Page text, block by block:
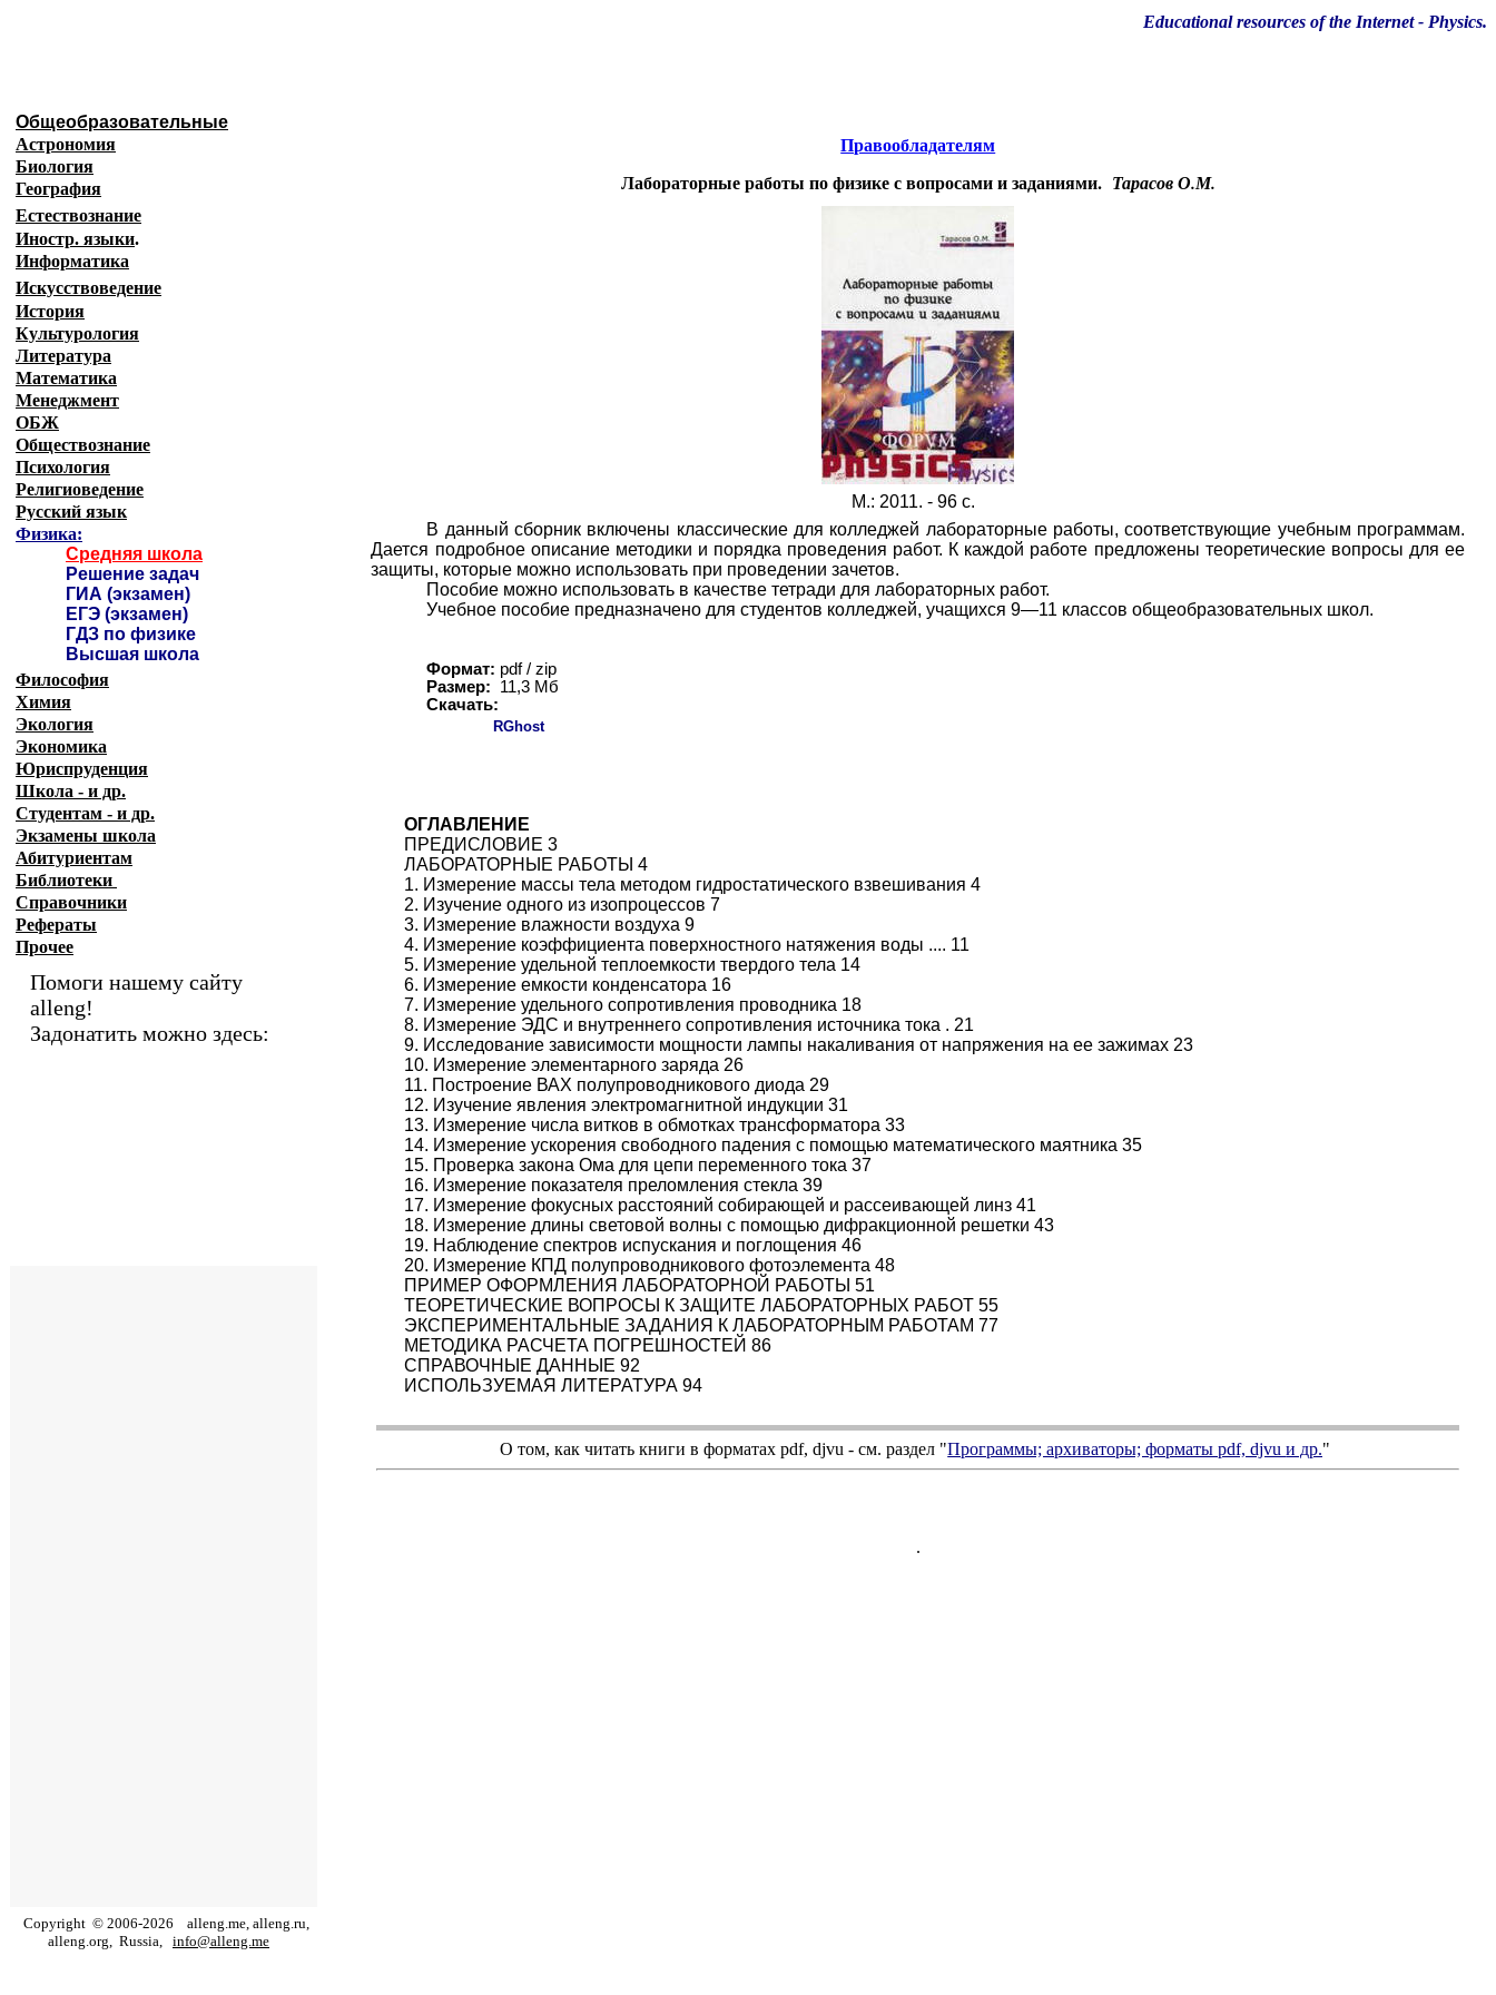
Educational resources of the Internet- Physics.
Правообладателям
Лабораторные работы по физике с вопросами и заданиями. Тарасов О.М.
М.: 2011. - 96 с.
В данный сборник включены классические для колледжей лабораторные работы, соответствующие учебным программам.
Дается подробное описание методики и порядка проведения работ. К каждой работе предложены теоретические вопросы для ее
защиты, которые можно использовать при проведении зачетов.
Пособие можно использовать в качестве тетради для лабораторных работ.
Учебное пособие предназначено для студентов колледжей, учащихся 9—11 классов общеобразовательных школ.
Формат: pdf / zip
Размер:
11,3 Мб
Скачать:
RGhost
ОГЛАВЛЕНИЕ
ПРЕДИСЛОВИЕ 3
ЛАБОРАТОРНЫЕ РАБОТЫ 4
1. Измерение массы тела методом гидростатического взвешивания 4
2. Изучение одного из изопроцессов 7
3. Измерение влажности воздуха 9
4. Измерение коэффициента поверхностного натяжения воды .... 11
5. Измерение удельной теплоемкости твердого тела 14
6. Измерение емкости конденсатора 16
7. Измерение удельного сопротивления проводника 18
8. Измерение ЭДС и внутреннего сопротивления источника тока . 21
9. Исследование зависимости мощности лампы накаливания от напряжения на ее зажимах 23
10. Измерение элементарного заряда 26
11. Построение ВАХ полупроводникового диода 29
12. Изучение явления электромагнитной индукции 31
13. Измерение числа витков в обмотках трансформатора 33
14. Измерение ускорения свободного падения с помощью математического маятника 35
15. Проверка закона Ома для цепи переменного тока 37
16. Измерение показателя преломления стекла 39
17. Измерение фокусных расстояний собирающей и рассеивающей линз 41
18. Измерение длины световой волны с помощью дифракционной решетки 43
19. Наблюдение спектров испускания и поглощения 46
20. Измерение КПД полупроводникового фотоэлемента 48
ПРИМЕР ОФОРМЛЕНИЯ ЛАБОРАТОРНОЙ РАБОТЫ 51
ТЕОРЕТИЧЕСКИЕ ВОПРОСЫ К ЗАЩИТЕ ЛАБОРАТОРНЫХ РАБОТ 55
ЭКСПЕРИМЕНТАЛЬНЫЕ ЗАДАНИЯ К ЛАБОРАТОРНЫМ РАБОТАМ 77
МЕТОДИКА РАСЧЕТА ПОГРЕШНОСТЕЙ 86
СПРАВОЧНЫЕ ДАННЫЕ 92
ИСПОЛЬЗУЕМАЯ ЛИТЕРАТУРА 94
О том, как читать книги в форматахpdf,djvu - см. раздел "Программы; архиваторы; форматыpdf, djvuи др."
.
Общеобразовательные
Астрономия
Биология
География
Естествознание
Иностр. языки.
Информатика
Искусствоведение
История
Культурология
Литература
Математика
Менеджмент
ОБЖ
Обществознание
Психология
Религиоведение
Русский язык
Физика:
Средняя школа
Решение задач
ГИА (экзамен)
ЕГЭ (экзамен)
ГДЗ по физике
Высшая школа
Философия
Химия
Экология
Экономика
Юриспруденция
Школа - и др.
Студентам - и др.
Экзамены школа
Абитуриентам
Библиотеки
Справочники
Рефераты
Прочее
Помоги нашему сайту
alleng!
Задонатить можно здесь:
Copyright © 2006-2026
alleng.me, alleng.ru,
alleng.org, Russia, info@alleng.me